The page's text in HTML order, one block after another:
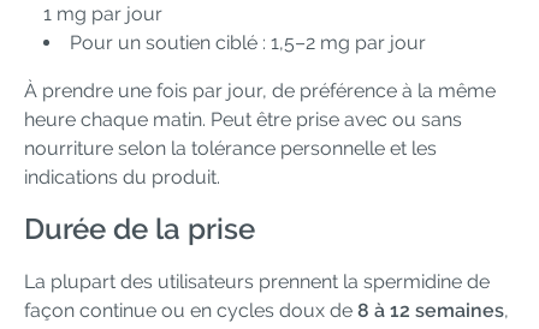
1 mg par jour
Pour un soutien ciblé : 1,5–2 mg par jour
À prendre une fois par jour, de préférence à la même
heure chaque matin. Peut être prise avec ou sans
nourriture selon la tolérance personnelle et les
indications du produit.
Durée de la prise
La plupart des utilisateurs prennent la spermidine de
façon continue ou en cycles doux de 8 à 12 semaines,